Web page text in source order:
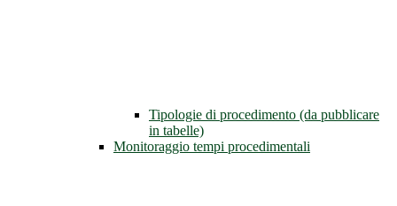
Tipologie di procedimento (da pubblicare
in tabelle)
Monitoraggio tempi procedimentali